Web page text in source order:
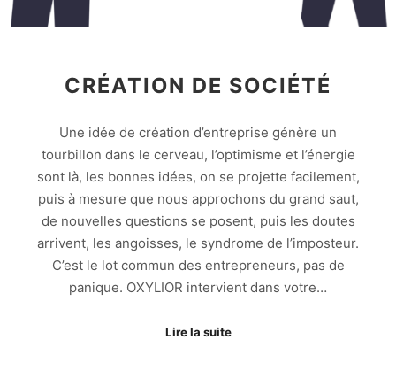
CRÉATION DE SOCIÉTÉ
Une idée de création d’entreprise génère un
tourbillon dans le cerveau, l’optimisme et l’énergie
sont là, les bonnes idées, on se projette facilement,
puis à mesure que nous approchons du grand saut,
de nouvelles questions se posent, puis les doutes
arrivent, les angoisses, le syndrome de l’imposteur.
C’est le lot commun des entrepreneurs, pas de
panique. OXYLIOR intervient dans votre…
Lire la suite